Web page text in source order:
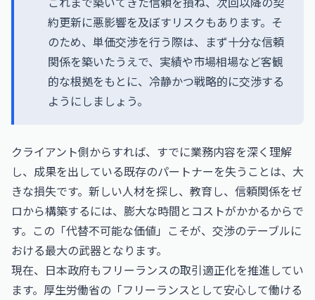
約更新に悪影響を及ぼすリスクもあります。そ
のため、単価交渉を行う際は、まず十分な信頼
関係を築いたうえで、実績や市場相場など客観
的な根拠をもとに、冷静かつ戦略的に交渉する
ようにしましょう。
クライアント側からすれば、すでに業務内容を深く理解
し、成果を出している既存のパートナーを失うことは、大
きな損失です。新しい人材を探し、教育し、信頼関係をゼ
ロから構築するには、膨大な時間とコストがかかるからで
す。この「代替不可能な価値」こそが、交渉のテーブルに
おける最大の武器となります。
現在、日本政府もフリーランスの取引適正化を推進してい
ます。 厚生労働省の「フリーランスとして安心して働ける